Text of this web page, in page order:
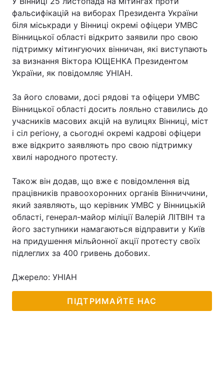
Україна Політика
Економіка Світ
Спорт Наука
фальсифікацій на виборах Президента України
біля міськради у Вінниці окремі офіцери УМВС
Вінницької області відкрито заявили про свою
підтримку мітингуючих вінничан, які виступають
за визнання Віктора ЮЩЕНКА Президентом
України, як повідомляє УНІАН.
За його словами, досі рядові та офіцери УМВС
Вінницької області досить лояльно ставились до
учасників масових акцій на вулицях Вінниці, міст
і сіл регіону, а сьогодні окремі кадрові офіцери
вже відкрито заявляють про свою підтримку
хвилі народного протесту.
Також він додав, що вже є повідомлення від
працівників правоохоронних органів Вінниччини,
який заявляють, що керівник УМВС у Вінницькій
області, генерал-майор міліції Валерій ЛІТВІН та
його заступники намагаються відправити у Київ
на придушення мільйонної акції протесту своїх
підлеглих за 400 гривень добових.
Джерело: УНІАН
ПІДТРИМАЙТЕ НАС